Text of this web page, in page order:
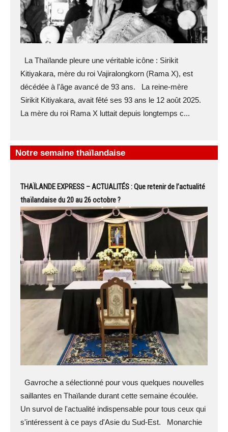
La Thaïlande pleure une véritable icône : Sirikit
Kitiyakara, mère du roi Vajiralongkorn (Rama X), est
décédée à l'âge avancé de 93 ans. La reine-mère
Sirikit Kitiyakara, avait fêté ses 93 ans le 12 août 2025.
La mère du roi Rama X luttait depuis longtemps c...
Notre semaine thaïlandaise
THAÏLANDE EXPRESS – ACTUALITÉS : Que retenir de l’actualité
thaïlandaise du 20 au 26 octobre ?
Gavroche a sélectionné pour vous quelques nouvelles
saillantes en Thaïlande durant cette semaine écoulée.
Un survol de l'actualité indispensable pour tous ceux qui
s'intéressent à ce pays d'Asie du Sud-Est. Monarchie